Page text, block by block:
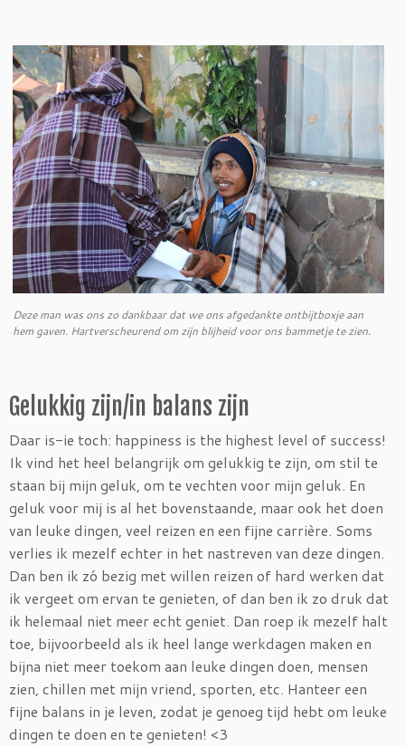
Deze man was ons zo dankbaar dat we ons afgedankte ontbijtboxje aan
hem gaven. Hartverscheurend om zijn blijheid voor ons bammetje te zien.
Gelukkig zijn/in balans zijn
Daar is-ie toch: happiness is the highest level of success!
Ik vind het heel belangrijk om gelukkig te zijn, om stil te
staan bij mijn geluk, om te vechten voor mijn geluk. En
geluk voor mij is al het bovenstaande, maar ook het doen
van leuke dingen, veel reizen en een fijne carrière. Soms
verlies ik mezelf echter in het nastreven van deze dingen.
Dan ben ik zó bezig met willen reizen of hard werken dat
ik vergeet om ervan te genieten, of dan ben ik zo druk dat
ik helemaal niet meer echt geniet. Dan roep ik mezelf halt
toe, bijvoorbeeld als ik heel lange werkdagen maken en
bijna niet meer toekom aan leuke dingen doen, mensen
zien, chillen met mijn vriend, sporten, etc. Hanteer een
fijne balans in je leven, zodat je genoeg tijd hebt om leuke
dingen te doen en te genieten! <3